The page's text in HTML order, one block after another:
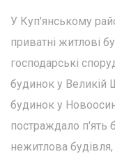
У Куп'янському
приватні житлові
господарські
будинок у Великій
будинок у
постраждало п'ять
нежитлова